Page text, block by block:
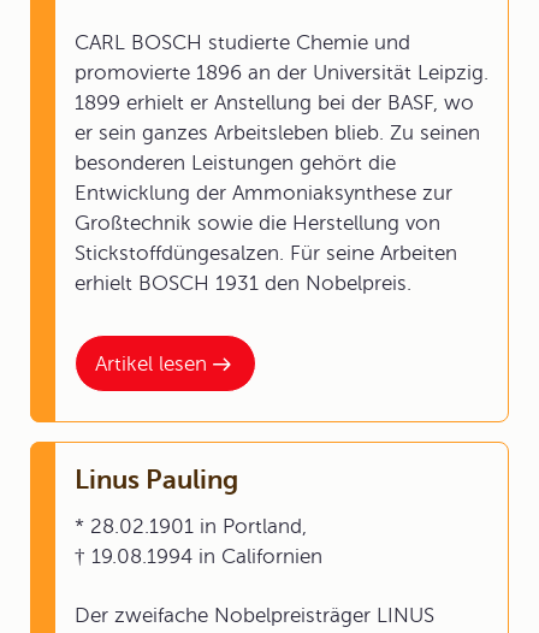
Artikel lesen
CARL BOSCH studierte Chemie und
promovierte 1896 an der Universität Leipzig.
1899 erhielt er Anstellung bei der BASF, wo
er sein ganzes Arbeitsleben blieb. Zu seinen
besonderen Leistungen gehört die
Entwicklung der Ammoniaksynthese zur
Großtechnik sowie die Herstellung von
Stickstoffdüngesalzen. Für seine Arbeiten
erhielt BOSCH 1931 den Nobelpreis.
Linus Pauling
* 28.02.1901 in Portland,
† 19.08.1994 in Californien
Der zweifache Nobelpreisträger LINUS